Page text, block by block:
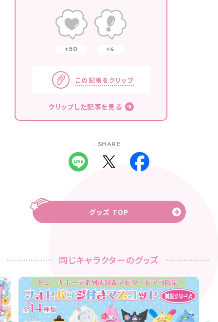
50 4
この記事をクリップ
クリップした記事を見る
SHARE
グッズ TOP
同じキャラクターのグッズ